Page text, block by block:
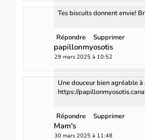
Tes biscuits donnent envie!
Répondre Supprimer
papillonmyosotis
29 mars 2025 à 10:52
Une douceur bien agréable
https://
Répondre Supprimer
Mam's
30 mars 2025 à 11:48